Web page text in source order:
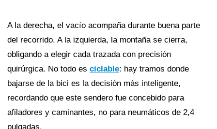
A la derecha, el vacío acompaña durante buena parte
del recorrido. A la izquierda, la montaña se cierra,
obligando a elegir cada trazada con precisión
quirúrgica. No todo es ciclable: hay tramos donde
bajarse de la bici es la decisión más inteligente,
recordando que este sendero fue concebido para
afiladores y caminantes, no para neumáticos de 2,4
pulgadas.